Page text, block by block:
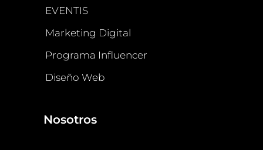
EVENTIS
Marketing Digital
Programa Influencer
Diseño Web
Nosotros